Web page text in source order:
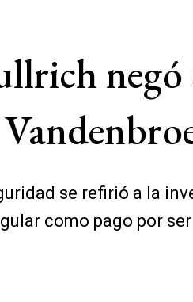
negó
se refirió a la
como pago por